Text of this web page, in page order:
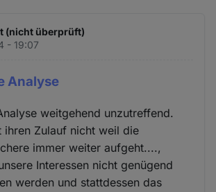
(nicht überprüft)
- 19:07
Analyse
weitgehend unzutreffend.
ihren Zulauf nicht weil die
immer weiter aufgeht....,
Interessen nicht genügend
werden und stattdessen das